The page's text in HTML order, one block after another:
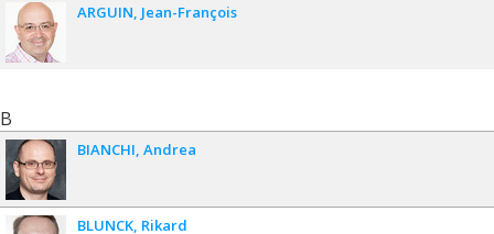
ARGUIN Jean-François
B
BIANCHI Andrea
BLUNCK Rikard